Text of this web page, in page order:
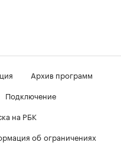
Архив программ
Подключение
на РБК
об ограничениях